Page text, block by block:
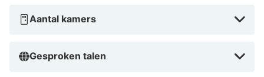
Aantal kamers
Gesproken talen